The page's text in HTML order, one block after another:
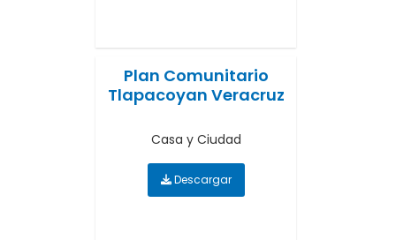
Plan Comunitario
Tlapacoyan Veracruz
Casa y Ciudad
Descargar